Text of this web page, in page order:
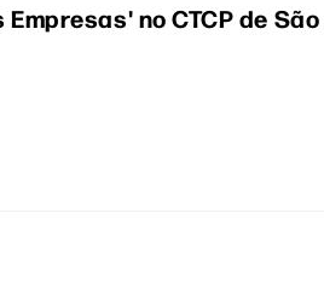
no CTCP de São